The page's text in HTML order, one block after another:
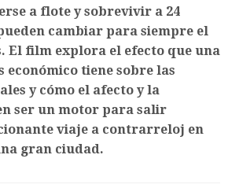
a flote y sobrevivir a 24
cambiar para siempre el
El film explora el efecto que una
económico tiene sobre las
y cómo el afecto y la
ser un motor para salir
viaje a contrarreloj en
gran ciudad.